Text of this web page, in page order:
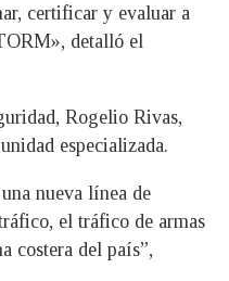
certificar y evaluar a
detalló el
Rogelio Rivas,
especializada.
nueva línea de
el tráfico de armas
costera del país”,